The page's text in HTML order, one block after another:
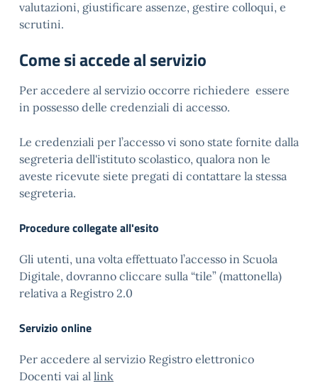
valutazioni, giustificare assenze, gestire colloqui, e
scrutini.
Come si accede al servizio
Per accedere al servizio occorre richiedere essere
in possesso delle credenziali di accesso.
Le credenziali per l’accesso vi sono state fornite dalla
segreteria dell'istituto scolastico, qualora non le
aveste ricevute siete pregati di contattare la stessa
segreteria.
Procedure collegate all'esito
Gli utenti, una volta effettuato l’accesso in Scuola
Digitale, dovranno cliccare sulla “tile” (mattonella)
relativa a Registro 2.0
Servizio online
Per accedere al servizio Registro elettronico
Docenti vai al link